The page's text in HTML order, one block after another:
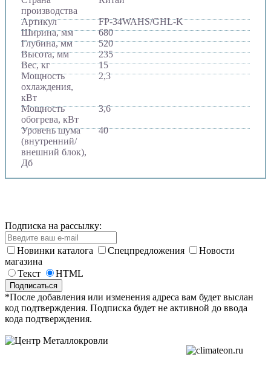
производства
Артикул
FP-34WAHS/GHL-K
Ширина, мм
680
Глубина, мм
520
Высота, мм
235
Вес, кг
15
Мощность
охлаждения,
кВт
2,3
Мощность
обогрева, кВт
3,6
Уровень шума
(внутренний/
внешний блок),
Дб
40
Подписка на рассылку:
Новинки каталога Спецпредложения
Новости
магазина
Текст
HTML
*После добавления или изменения адреса вам будет выслан
код подтверждения. Подписка будет не активной до ввода
кода подтверждения.